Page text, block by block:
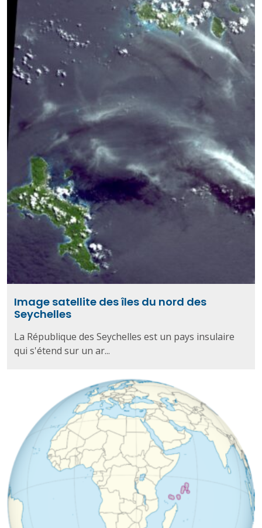
Image satellite des îles du nord des
Seychelles
La République des Seychelles est un pays insulaire
qui s'étend sur un ar...